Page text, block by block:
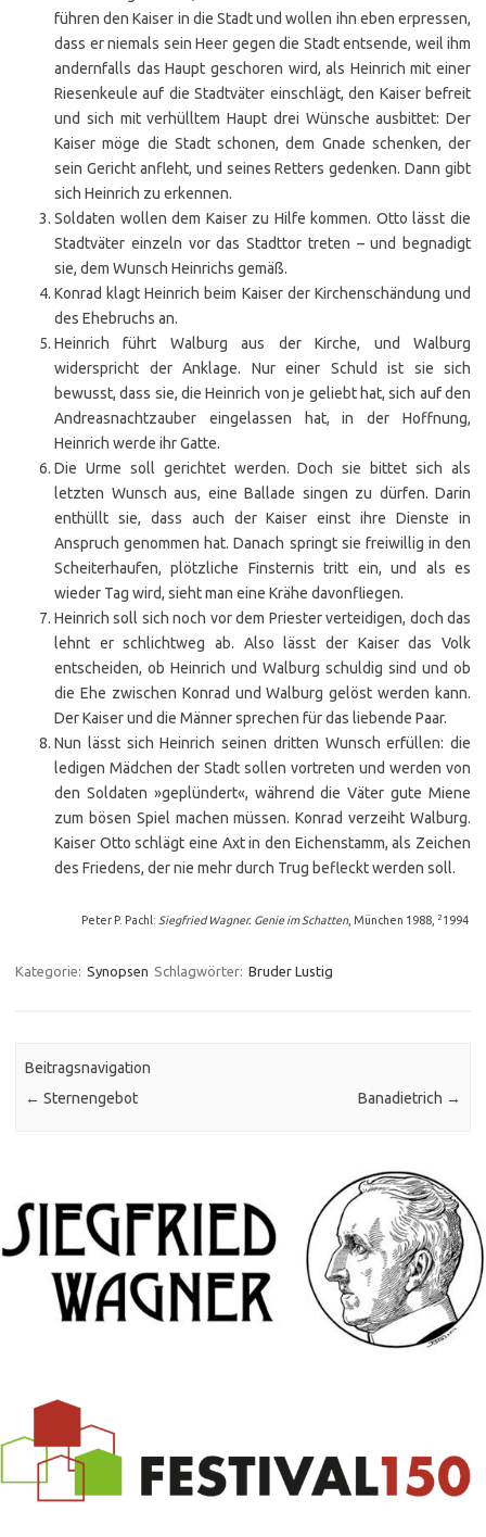
führen den Kaiser in die Stadt und wollen ihn eben erpressen,
dass er niemals sein Heer gegen die Stadt entsende, weil ihm
andernfalls das Haupt geschoren wird, als Heinrich mit einer
Riesenkeule auf die Stadtväter einschlägt, den Kaiser befreit
und sich mit verhülltem Haupt drei Wünsche ausbittet: Der
Kaiser möge die Stadt schonen, dem Gnade schenken, der
sein Gericht anfleht, und seines Retters gedenken. Dann gibt
sich Heinrich zu erkennen.
Soldaten wollen dem Kaiser zu Hilfe kommen. Otto lässt die
Stadtväter einzeln vor das Stadttor treten – und begnadigt
sie, dem Wunsch Heinrichs gemäß.
Konrad klagt Heinrich beim Kaiser der Kirchenschändung und
des Ehebruchs an.
Heinrich führt Walburg aus der Kirche, und Walburg
widerspricht der Anklage. Nur einer Schuld ist sie sich
bewusst, dass sie, die Heinrich von je geliebt hat, sich auf den
Andreasnachtzauber eingelassen hat, in der Hoffnung,
Heinrich werde ihr Gatte.
Die Urme soll gerichtet werden. Doch sie bittet sich als
letzten Wunsch aus, eine Ballade singen zu dürfen. Darin
enthüllt sie, dass auch der Kaiser einst ihre Dienste in
Anspruch genommen hat. Danach springt sie freiwillig in den
Scheiterhaufen, plötzliche Finsternis tritt ein, und als es
wieder Tag wird, sieht man eine Krähe davonfliegen.
Heinrich soll sich noch vor dem Priester verteidigen, doch das
lehnt er schlichtweg ab. Also lässt der Kaiser das Volk
entscheiden, ob Heinrich und Walburg schuldig sind und ob
die Ehe zwischen Konrad und Walburg gelöst werden kann.
Der Kaiser und die Männer sprechen für das liebende Paar.
Nun lässt sich Heinrich seinen dritten Wunsch erfüllen: die
ledigen Mädchen der Stadt sollen vortreten und werden von
den Soldaten »geplündert«, während die Väter gute Miene
zum bösen Spiel machen müssen. Konrad verzeiht Walburg.
Kaiser Otto schlägt eine Axt in den Eichenstamm, als Zeichen
des Friedens, der nie mehr durch Trug befleckt werden soll.
Peter P. Pachl: Siegfried Wagner. Genie im Schatten, München 1988, 2 1994
Kategorie: Synopsen Schlagwörter: Bruder Lustig
Beitragsnavigation
← Sternengebot Banadietrich →